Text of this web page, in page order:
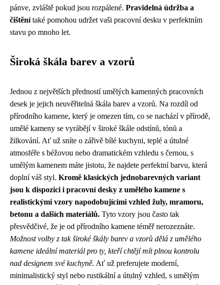
pánve, zvláště pokud jsou rozpálené. Pravidelná údržba a
čištěnítaké pomohou udržet vaši pracovní desku v perfektním
stavu po mnoho let.
Široká škála barev a vzorů
Jednou z největších předností umělých kamenných pracovních
desek je jejich neuvěřitelná škála barev a vzorů. Na rozdíl od
přírodního kamene, který je omezen tím, co se nachází v přírodě,
umělé kameny se vyrábějí v široké škále odstínů, tónů a
žilkování. Ať už sníte o zářivě bílé kuchyni, teplé a útulné
atmosféře s béžovou nebo dramatickém vzhledu s černou, s
umělým kamenem máte jistotu, že najdete perfektní barvu, která
doplní váš styl. Kromě klasických jednobarevných variant
jsou k dispozici i pracovní desky z umělého kamene s
realistickými vzory napodobujícími vzhled žuly, mramoru,
betonu a dalších materiálů. Tyto vzory jsou často tak
přesvědčivé, že je od přírodního kamene téměř nerozeznáte.
Možnost volby z tak široké škály barev a vzorů dělá z umělého
kamene ideální materiál pro ty, kteří chtějí mít plnou kontrolu
nad designem své kuchyně. Ať už preferujete moderní,
minimalistický styl nebo rustikální a útulný vzhled, s umělým